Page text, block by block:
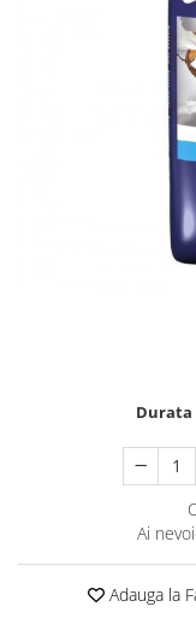
Pliculete Zahar si
Aparate SH
Durata
Ai
Adauga la